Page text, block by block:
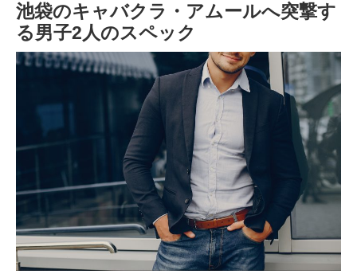
池袋のキャバクラ・アムールへ突撃す
る男子2人のスペック